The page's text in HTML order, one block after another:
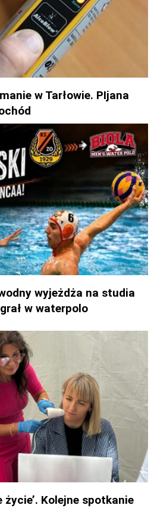
w Tarłowie. PIjana
wyjeżdża na studia
w waterpolo
Kolejne spotkanie